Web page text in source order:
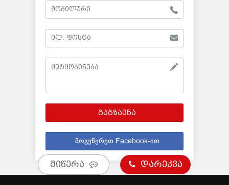
მიწერა დარეკვა
გაგზავნა
მოგვწერეთ Facebook-ით